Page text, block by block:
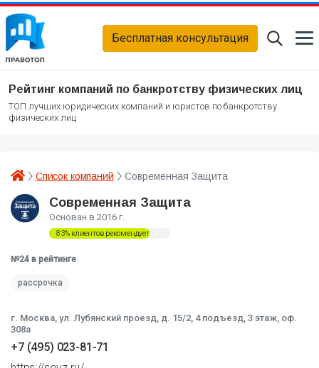
Бесплатная консультация
Рейтинг компаний по банкротству физических лиц
ТОП лучших юридических компаний и юристов по банкротству
физических лиц
Список компаний Современная Защита
Современная Защита
Основан в 2016 г.
83% клиентов рекомендует
№24 в рейтинге
рассрочка
г. Москва, ул. Лубянский проезд, д. 15/2, 4 подъезд, 3 этаж, оф.
308а
+7 (495) 023-81-71